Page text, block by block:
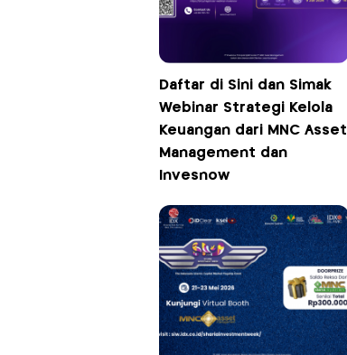
Daftar di Sini dan Simak
Webinar Strategi Kelola
Keuangan dari MNC Asset
Management dan
Invesnow